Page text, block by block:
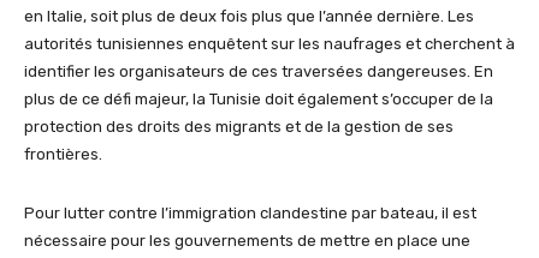
en Italie, soit plus de deux fois plus que l’année dernière. Les
autorités tunisiennes enquêtent sur les naufrages et cherchent à
identifier les organisateurs de ces traversées dangereuses. En
plus de ce défi majeur, la Tunisie doit également s’occuper de la
protection des droits des migrants et de la gestion de ses
frontières.
Pour lutter contre l’immigration clandestine par bateau, il est
nécessaire pour les gouvernements de mettre en place une